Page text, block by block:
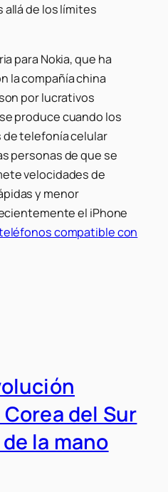
allá de los límites
para Nokia, que ha
la compañía china
por lucrativos
produce cuando los
telefonía celular
personas de que se
velocidades de
y menor
el iPhone
compatible con
del Sur
la mano